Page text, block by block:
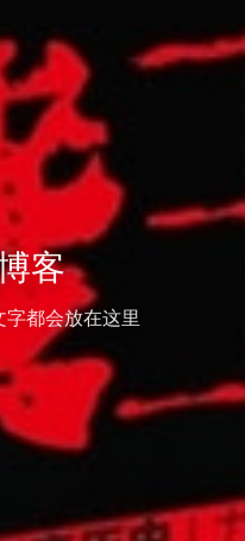
客
都会放在这里